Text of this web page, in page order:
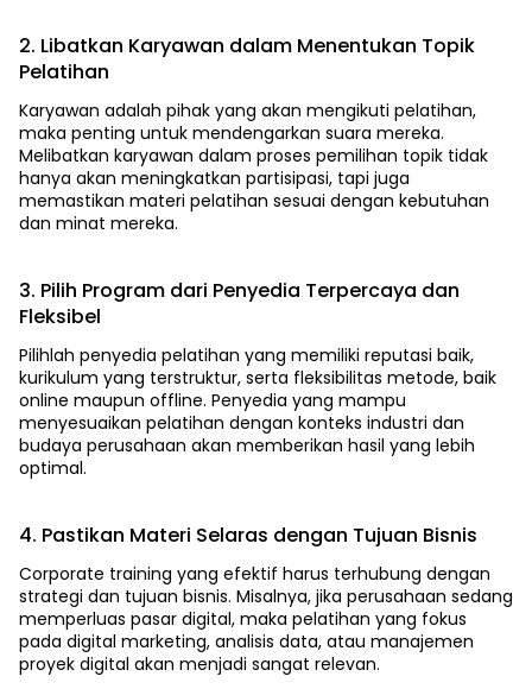
2. Libatkan Karyawan dalam Menentukan Topik
Pelatihan
Karyawan adalah pihak yang akan mengikuti pelatihan,
maka penting untuk mendengarkan suara mereka.
Melibatkan karyawan dalam proses pemilihan topik tidak
hanya akan meningkatkan partisipasi, tapi juga
memastikan materi pelatihan sesuai dengan kebutuhan
dan minat mereka.
3. Pilih Program dari Penyedia Terpercaya dan
Fleksibel
Pilihlah penyedia pelatihan yang memiliki reputasi baik,
kurikulum yang terstruktur, serta fleksibilitas metode, baik
online maupun offline. Penyedia yang mampu
menyesuaikan pelatihan dengan konteks industri dan
budaya perusahaan akan memberikan hasil yang lebih
optimal.
4. Pastikan Materi Selaras dengan Tujuan Bisnis
Corporate training yang efektif harus terhubung dengan
strategi dan tujuan bisnis. Misalnya, jika perusahaan sedang
memperluas pasar digital, maka pelatihan yang fokus
pada digital marketing, analisis data, atau manajemen
proyek digital akan menjadi sangat relevan.